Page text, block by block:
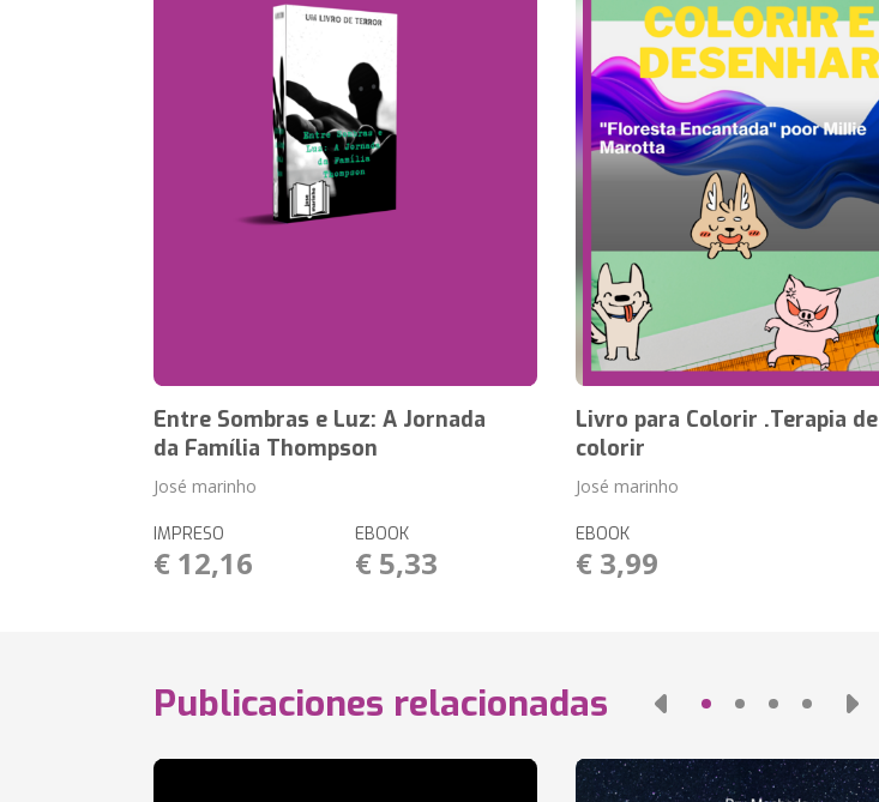
Entre Sombras e Luz: A Jornada
da Família Thompson
José marinho
IMPRESO
€ 12,16
EBOOK
€ 5,33
Livro para Colorir .Terapia de
colorir
José marinho
EBOOK
€ 3,99
Publicaciones relacionadas